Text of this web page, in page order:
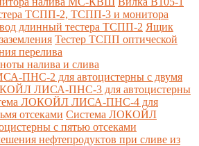
ТСПП-2, ТСПП-3 и монитора
длинный тестера ТСПП-2 Ящик
Тестер ТСПП оптической
перелива
налива и слива
ПНС-2 для автоцистерны с двумя
ЛИСА-ПНС-3 для автоцистерны
ЛОКОЙЛ ЛИСА-ПНС-4 для
отсеками Система ЛОКОЙЛ
с пятью отсеками
нефтепродуктов при сливе из